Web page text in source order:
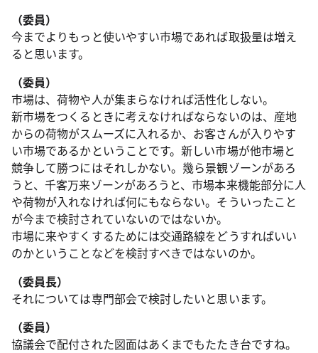
（委員）
今までよりもっと使いやすい市場であれば取扱量は増え
ると思います。
（委員）
市場は、荷物や人が集まらなければ活性化しない。
新市場をつくるときに考えなければならないのは、産地
からの荷物がスムーズに入れるか、お客さんが入りやす
い市場であるかということです。新しい市場が他市場と
競争して勝つにはそれしかない。幾ら景観ゾーンがあろ
うと、千客万来ゾーンがあろうと、市場本来機能部分に人
や荷物が入れなければ何にもならない。そういったこと
が今まで検討されていないのではないか。
市場に来やすくするためには交通路線をどうすればいい
のかということなどを検討すべきではないのか。
（委員長）
それについては専門部会で検討したいと思います。
（委員）
協議会で配付された図面はあくまでもたたき台ですね。